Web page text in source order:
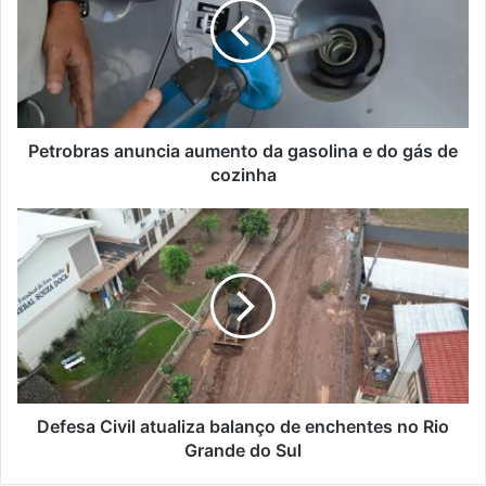
gasolina
gás
de
cozinha
Petrobras anuncia aumento da gasolina e do gás de
cozinha
Defesa
Civil
atualiza
balanço
de
enchentes
no
Rio
Grande
Defesa Civil atualiza balanço de enchentes no Rio
Grande do Sul